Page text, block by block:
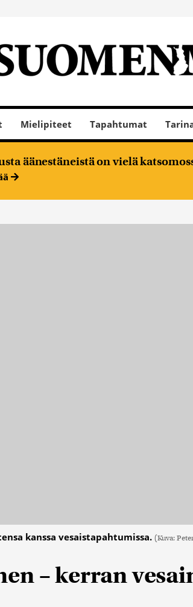
Mielipiteet Tapahtumat
äänestäneistä on vielä
kanssa vesaistapahtumissa. (Kuva:
– kerran